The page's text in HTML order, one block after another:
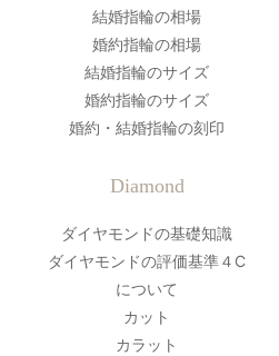
結婚指輪の相場
婚約指輪の相場
結婚指輪のサイズ
婚約指輪のサイズ
婚約・結婚指輪の刻印
Diamond
ダイヤモンドの基礎知識
ダイヤモンドの評価基準４C
について
カット
カラット